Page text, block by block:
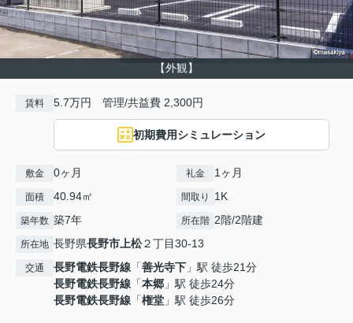
【外観】
賃料 5.7万円 管理/共益費 2,300円
初期費用シミュレーション
敷金 0ヶ月 礼金 1ヶ月
面積 40.94㎡ 間取り 1K
築年数 築7年 所在階 2階/2階建
所在地 長野県長野市上松２丁目30-13
交通 長野電鉄長野線 「善光寺下 」駅 徒歩21分
長野電鉄長野線 「本郷 」駅 徒歩24分
長野電鉄長野線 「権堂 」駅 徒歩26分